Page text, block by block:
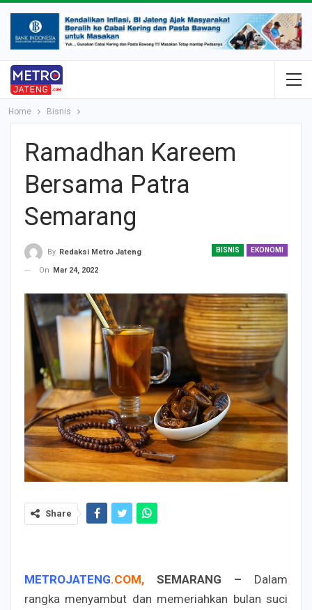
Home Bisnis
Ramadhan Kareem
Bersama Patra
Semarang
BISNIS EKONOMI
By Redaksi Metro Jateng
On
Mar 24, 2022
Share
METROJATENG.COM, SEMARANG – Dalam
rangka menyambut dan memeriahkan bulan suci